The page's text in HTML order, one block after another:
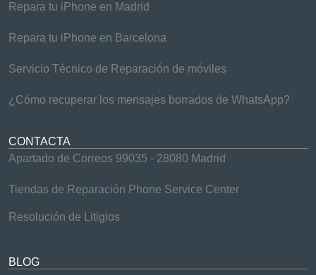
Repara tu iPhone en Madrid
Repara tu iPhone en Barcelona
Servicio Técnico de Reparación de móviles
¿Cómo recuperar los mensajes borrados de WhatsApp?
CONTACTA
Apartado de Correos 99035 - 28080 Madrid
Tiendas de Reparación Phone Service Center
Resolución de Litigios
BLOG